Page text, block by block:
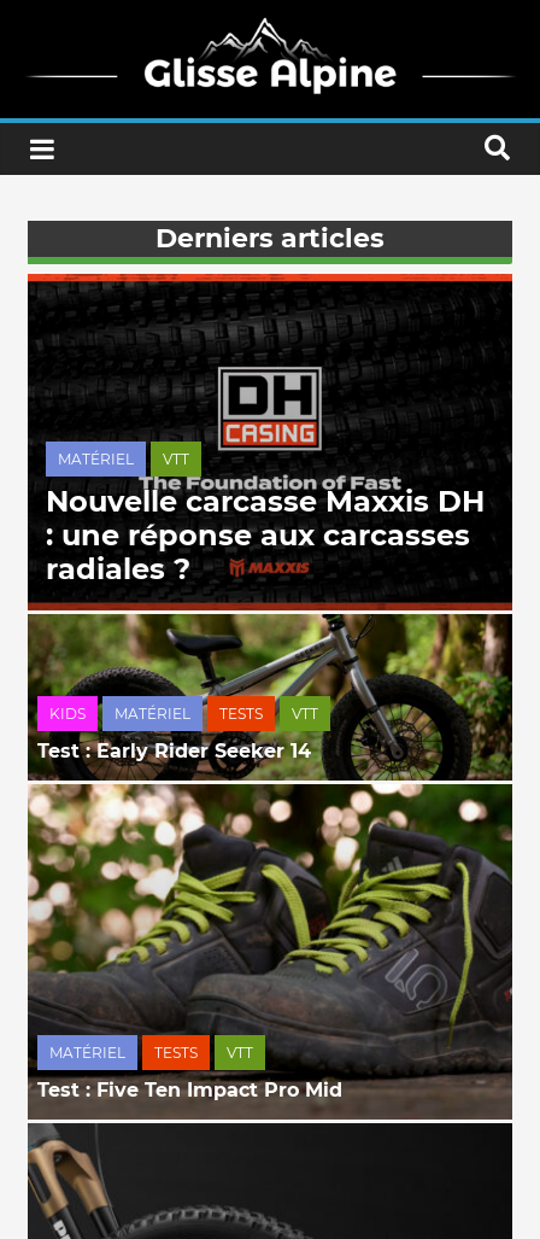
Derniers articles
MATÉRIEL VTT
Nouvelle carcasse Maxxis DH
: une réponse aux carcasses
radiales ?
KIDS MATÉRIEL TESTS VTT
Test : Early Rider Seeker 14
MATÉRIEL TESTS VTT
Test : Five Ten Impact Pro Mid